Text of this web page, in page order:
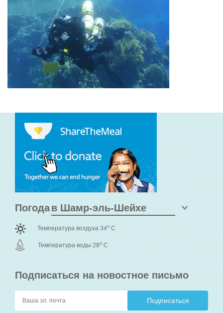
Подписаться на новостное письмо
Погода
Температура воздуха 34o C
Температура воды 28o C